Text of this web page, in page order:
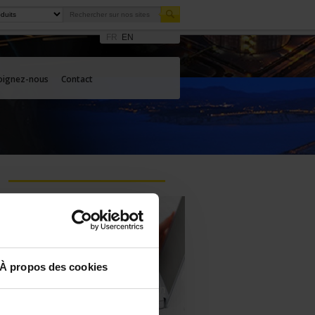
À propos des cookies
EN
nous Contact
Posez une question à un